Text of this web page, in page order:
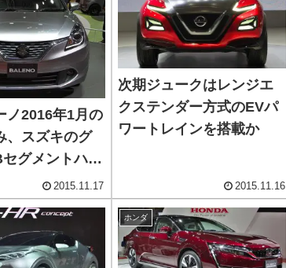
ノ2016年1月の
、スズキのグ
グメントハッ
2015.11.17
次期ジュークはレンジエ
クステンダー方式のEVパ
ワートレインを搭載か
2015.11.16
ホンダ